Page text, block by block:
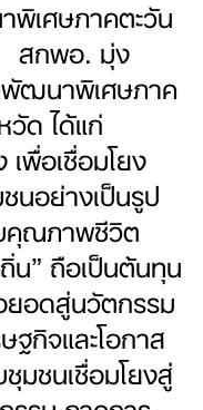
พิเศษภาคตะวัน
สกพอ. มุ่ง
ฒนาพิเศษภาค
ด ได้แก่
เพื่อเชื่อมโยง
นอย่างเป็นรูป
คุณภาพชีวิต
น” ถือเป็นต้นทุน
อดสู่นวัตกรรม
ฐกิจและโอกาส
มชนเชื่อมโยงสู่